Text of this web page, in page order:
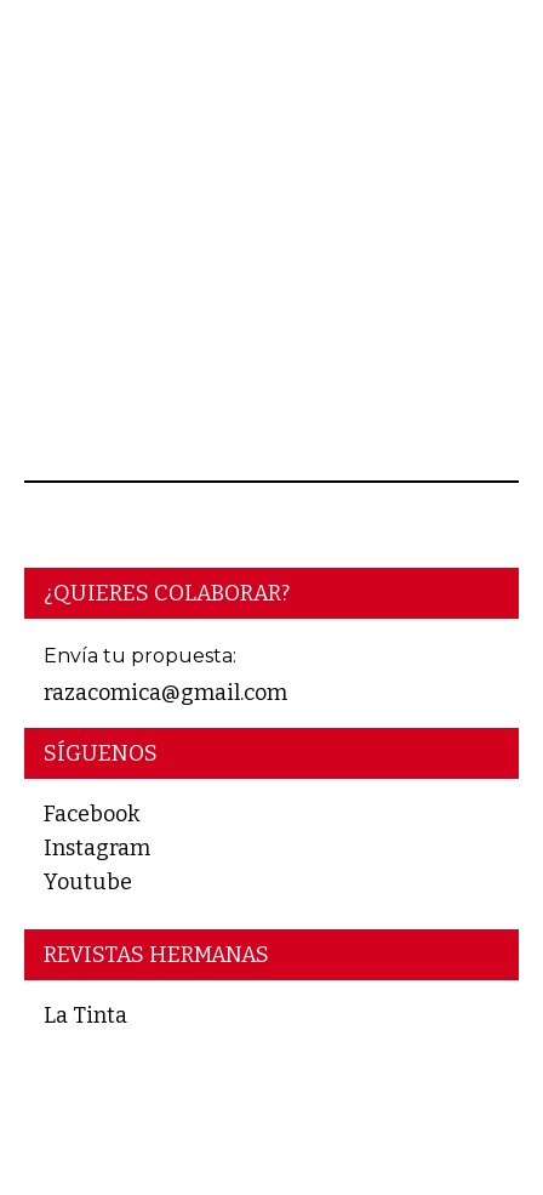
¿QUIERES COLABORAR?
Envía tu propuesta:
razacomica@gmail.com
SÍGUENOS
Facebook
Instagram
Youtube
REVISTAS HERMANAS
La Tinta